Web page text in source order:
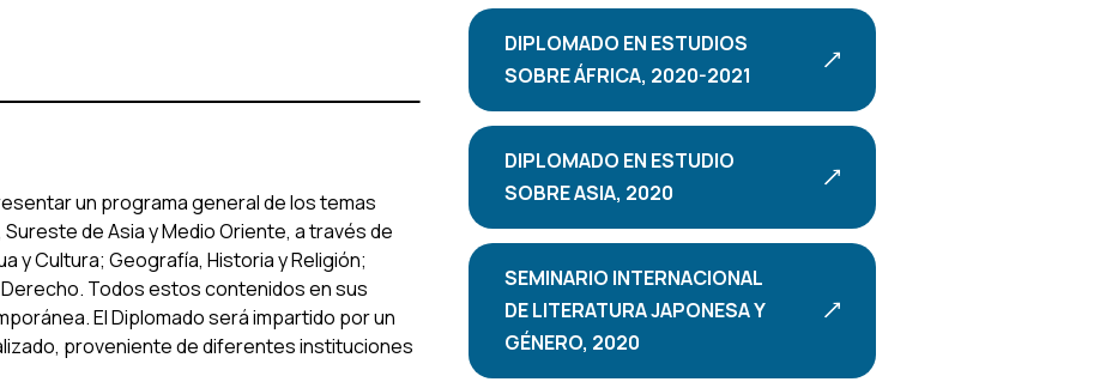
un programa general de los temas
de Asia y Medio Oriente, a través de
y Cultura; Geografía, Historia y Religión;
Todos estos contenidos en sus
El Diplomado será impartido por un
proveniente de diferentes instituciones
DIPLOMADO EN ESTUDIOS
SOBRE ÁFRICA, 2020-2021
DIPLOMADO EN ESTUDIO
SOBRE ASIA, 2020
SEMINARIO INTERNACIONAL
DE LITERATURA JAPONESA Y
GÉNERO, 2020